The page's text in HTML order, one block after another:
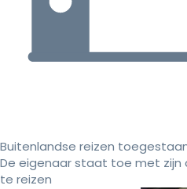
Buitenlandse reizen
De eigenaar staat toe met
te reizen